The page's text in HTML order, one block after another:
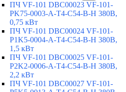
ПЧ VF-101 DBC00023 VF-101-
PK75-0003-A-T4-C54-B-H 380В,
0,75 кВт
ПЧ VF-101 DBC00024 VF-101-
P1K5-0004-A-T4-C54-B-H 380В,
1,5 кВт
ПЧ VF-101 DBC00025 VF-101-
P2K2-0006-A-T4-C54-B-H 380В,
2,2 кВт
ПЧ VF-101 DBC00027 VF-101-